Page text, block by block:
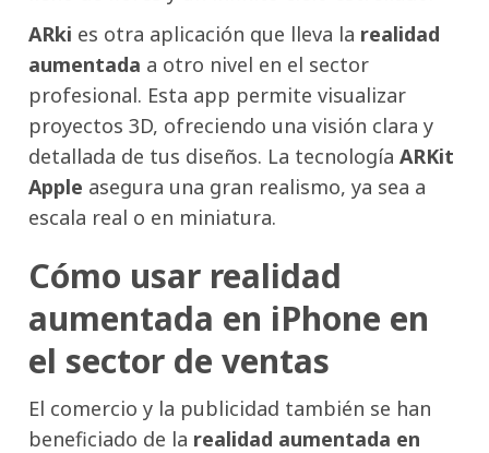
ARki es otra aplicación que lleva la realidad
aumentada a otro nivel en el sector
profesional. Esta app permite visualizar
proyectos 3D, ofreciendo una visión clara y
detallada de tus diseños. La tecnología ARKit
Apple asegura una gran realismo, ya sea a
escala real o en miniatura.
Cómo usar realidad
aumentada en iPhone en
el sector de ventas
El comercio y la publicidad también se han
beneficiado de la realidad aumentada en